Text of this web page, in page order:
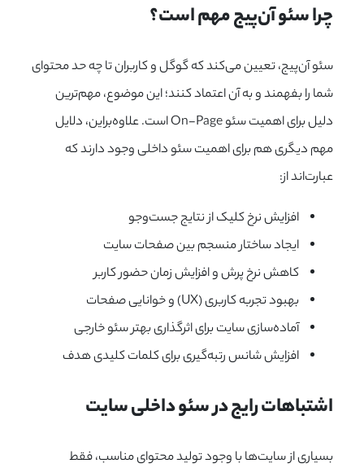
چرا سئو آن‌پیج مهم است؟
سئو آن‌پیج، تعیین می‌کند که گوگل و کاربران تا چه حد محتوای
شما را بفهمند و به آن اعتماد کنند؛ این موضوع، مهم‌ترین
دلیل برای اهمیت سئو On-Page است. علاوه‌بر‌این، دلایل
مهم دیگری هم برای اهمیت سئو داخلی وجود دارند که
عبارت‌اند از:
افزایش نرخ کلیک از نتایج جست‌وجو
ایجاد ساختار منسجم بین صفحات سایت
کاهش نرخ پرش و افزایش زمان حضور کاربر
بهبود تجربه کاربری (UX) و خوانایی صفحات
آماده‌سازی سایت برای اثرگذاری بهتر سئو خارجی
افزایش شانس رتبه‌گیری برای کلمات کلیدی هدف
اشتباهات رایج در سئو داخلی سایت
بسیاری از سایت‌ها با وجود تولید محتوای مناسب، فقط